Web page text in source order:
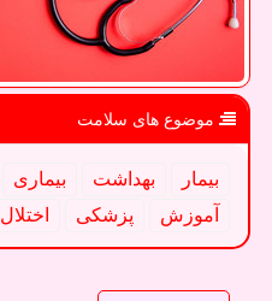
موضوع های سلامت
بیمار بهداشت بیماری
آموزش
پزشكی اختلال